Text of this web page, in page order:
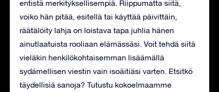
entistä merkityksellisempiä. Riippumatta siitä,
voiko hän pitää, esitellä tai käyttää päivittäin,
räätälöity lahja on loistava tapa juhlia hänen
ainutlaatuista rooliaan elämässäsi. Voit tehdä siitä
vieläkin henkilökohtaisemman lisäämällä
sydämellisen viestin vain isoäitiäsi varten. Etsitkö
täydellisiä sanoja? Tutustu kokoelmaamme